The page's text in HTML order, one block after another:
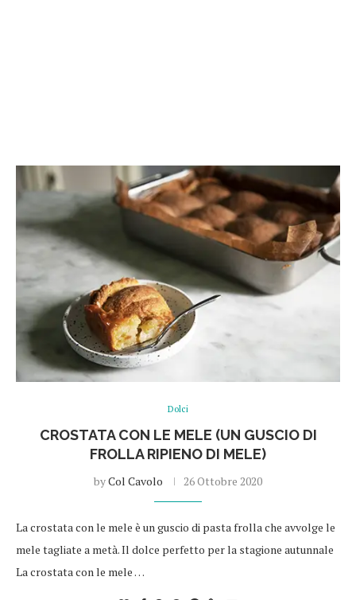
Dolci
CROSTATA CON LE MELE (UN GUSCIO DI
FROLLA RIPIENO DI MELE)
byCol Cavolo 26 Ottobre 2020
La crostata con le mele è un guscio di pasta frolla che avvolge le
mele tagliate a metà. Il dolce perfetto per la stagione autunnale
La crostata con le mele …